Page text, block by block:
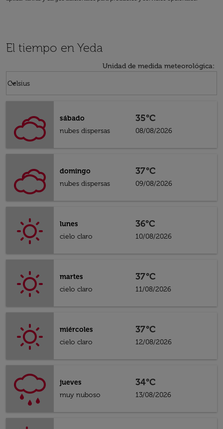
El tiempo en Yeda
Unidad de medida meteorológica:
Celsius
keyboard_arrow_down
sábado
nubes dispersas
35°C
08/08/2026
domingo
nubes dispersas
37°C
09/08/2026
lunes
cielo claro
36°C
10/08/2026
martes
cielo claro
37°C
11/08/2026
miércoles
cielo claro
37°C
12/08/2026
jueves
muy nuboso
34°C
13/08/2026